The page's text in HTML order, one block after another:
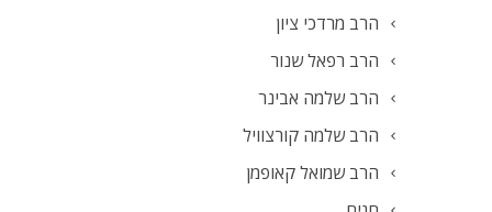
הרב מרדכי ציון
הרב רפאל שנור
הרב שלמה אבינר
הרב שלמה קורצוויל
הרב שמואל קאופמן